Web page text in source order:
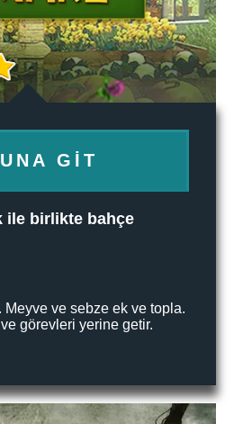
GIT
ile birlikte bahçe
ve sebze ek ve topla.
görevleri yerine getir.